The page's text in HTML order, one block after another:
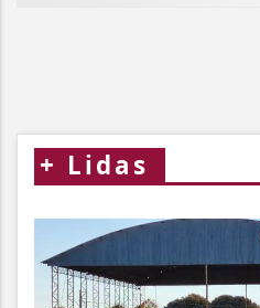
+ Lidas